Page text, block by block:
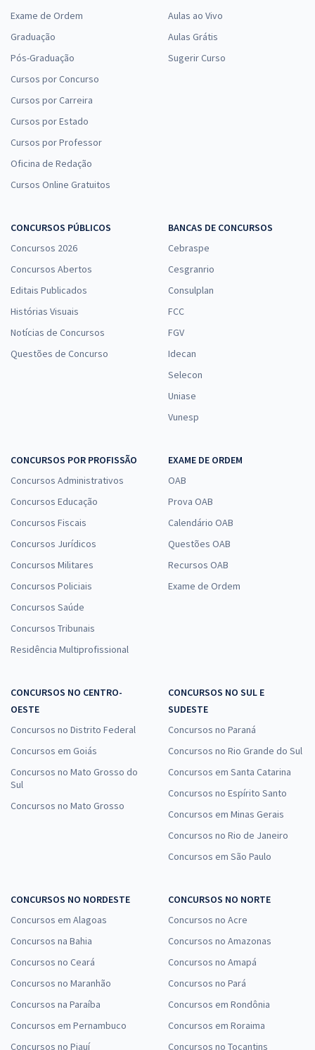
Exame de Ordem
Graduação
Pós-Graduação
Cursos por Concurso
Cursos por Carreira
Cursos por Estado
Cursos por Professor
Oficina de Redação
Cursos Online Gratuitos
Aulas ao Vivo
Aulas Grátis
Sugerir Curso
CONCURSOS PÚBLICOS
Concursos 2026
Concursos Abertos
Editais Publicados
Histórias Visuais
Notícias de Concursos
Questões de Concurso
BANCAS DE CONCURSOS
Cebraspe
Cesgranrio
Consulplan
FCC
FGV
Idecan
Selecon
Uniase
Vunesp
CONCURSOS POR PROFISSÃO
Concursos Administrativos
Concursos Educação
Concursos Fiscais
Concursos Jurídicos
Concursos Militares
Concursos Policiais
Concursos Saúde
Concursos Tribunais
Residência Multiprofissional
EXAME DE ORDEM
OAB
Prova OAB
Calendário OAB
Questões OAB
Recursos OAB
Exame de Ordem
CONCURSOS NO CENTRO-
OESTE
Concursos no Distrito Federal
Concursos em Goiás
Concursos no Mato Grosso do
Sul
Concursos no Mato Grosso
CONCURSOS NO SUL E
SUDESTE
Concursos no Paraná
Concursos no Rio Grande do Sul
Concursos em Santa Catarina
Concursos no Espírito Santo
Concursos em Minas Gerais
Concursos no Rio de Janeiro
Concursos em São Paulo
CONCURSOS NO NORDESTE
Concursos em Alagoas
Concursos na Bahia
Concursos no Ceará
Concursos no Maranhão
Concursos na Paraíba
Concursos em Pernambuco
Concursos no Piauí
CONCURSOS NO NORTE
Concursos no Acre
Concursos no Amazonas
Concursos no Amapá
Concursos no Pará
Concursos em Rondônia
Concursos em Roraima
Concursos no Tocantins